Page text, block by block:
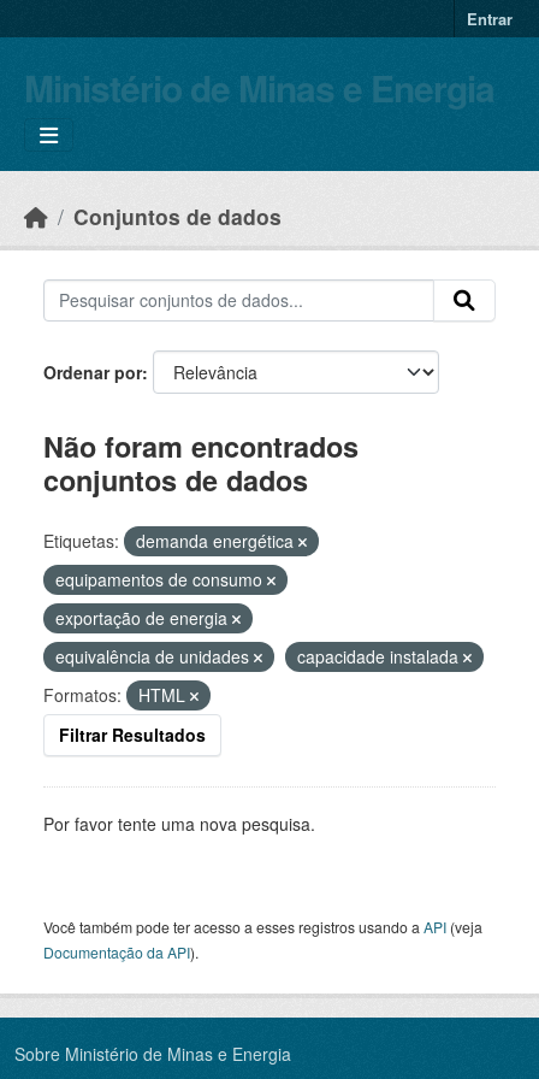
Entrar
Ministério de Minas e Energia
Conjuntos de dados
Ordenar por
Não foram encontrados
conjuntos de dados
Etiquetas:
demanda energética
equipamentos de consumo
exportação de energia
equivalência de unidades
capacidade instalada
Formatos:
HTML
Filtrar Resultados
Por favor tente uma nova pesquisa.
Você também pode ter acesso a esses registros usando a API (veja
Documentação da API).
Sobre Ministério de Minas e Energia